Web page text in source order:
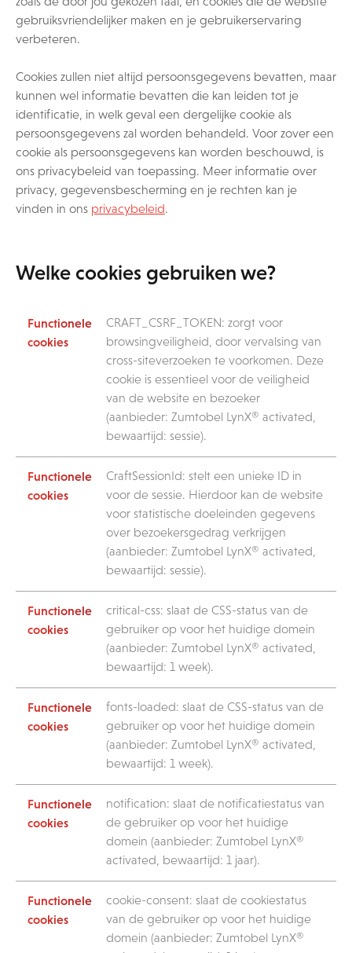
gebruiksvriendelijker maken en je gebruikerservaring
verbeteren.
Cookies zullen niet altijd persoonsgegevens bevatten, maar
kunnen wel informatie bevatten die kan leiden tot je
identificatie, in welk geval een dergelijke cookie als
persoonsgegevens zal worden behandeld. Voor zover een
cookie als persoonsgegevens kan worden beschouwd, is
ons privacybeleid van toepassing. Meer informatie over
privacy, gegevensbescherming en je rechten kan je
vinden in ons privacybeleid.
Welke cookies gebruiken we?
CRAFT_CSRF_TOKEN: zorgt voor
browsingveiligheid, door vervalsing van
cross-siteverzoeken te voorkomen. Deze
cookie is essentieel voor de veiligheid
van de website en bezoeker
(aanbieder: Zumtobel LynX® activated,
bewaartijd: sessie).
CraftSessionId: stelt een unieke ID in
voor de sessie. Hierdoor kan de website
voor statistische doeleinden gegevens
over bezoekersgedrag verkrijgen
(aanbieder: Zumtobel LynX® activated,
bewaartijd: sessie).
critical-css: slaat de CSS-status van de
gebruiker op voor het huidige domein
(aanbieder: Zumtobel LynX® activated,
bewaartijd: 1 week).
fonts-loaded: slaat de CSS-status van de
gebruiker op voor het huidige domein
(aanbieder: Zumtobel LynX® activated,
bewaartijd: 1 week).
notification: slaat de notificatiestatus van
de gebruiker op voor het huidige
domein (aanbieder: Zumtobel LynX®
activated, bewaartijd: 1 jaar).
cookie-consent: slaat de cookiestatus
van de gebruiker op voor het huidige
domein (aanbieder: Zumtobel LynX®